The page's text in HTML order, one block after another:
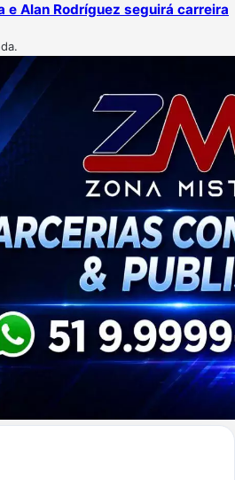
e Alan Rodríguez seguirá carreira